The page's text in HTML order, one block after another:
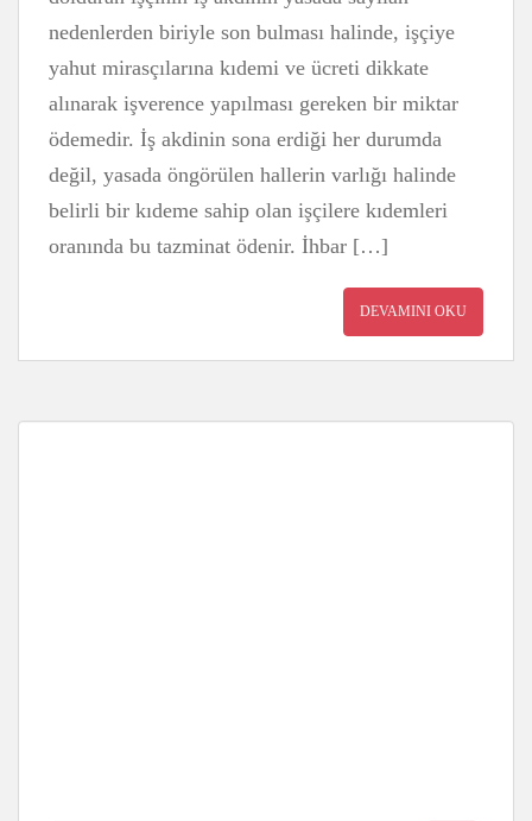
nedenlerden biriyle son bulması halinde, işçiye
yahut mirasçılarına kıdemi ve ücreti dikkate
alınarak işverence yapılması gereken bir miktar
ödemedir. İş akdinin sona erdiği her durumda
değil, yasada öngörülen hallerin varlığı halinde
belirli bir kıdeme sahip olan işçilere kıdemleri
oranında bu tazminat ödenir. İhbar […]
DEVAMINI OKU